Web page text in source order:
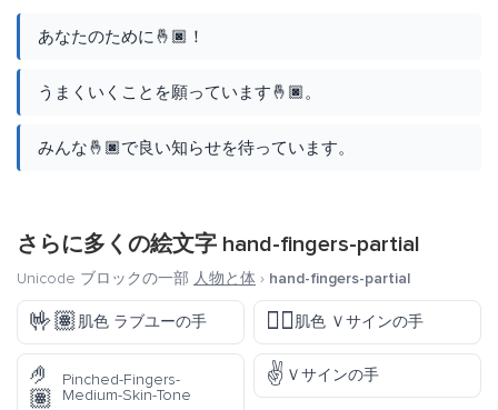
あなたのために🤞🏿！
うまくいくことを願っています🤞🏿。
みんな🤞🏿で良い知らせを待っています。
さらに多くの絵文字 hand-fingers-partial
Unicode ブロックの一部 人物と体 › hand-fingers-partial
🤟🏽肌色 ラブユーの手 ✌🏽肌色 Ｖサインの手
🤌
🏽
Pinched-Fingers-
Medium-Skin-Tone
✌️ Ｖサインの手